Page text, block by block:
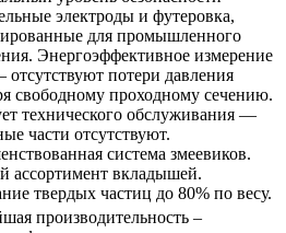
электроды и футеровка,
для промышленного
Энергоэффективное измерение
отсутствуют потери давления
свободному проходному сечению.
технического обслуживания —
части отсутствуют.
система змеевиков.
ассортимент вкладышей.
твердых частиц до 80% по весу.
производительность –